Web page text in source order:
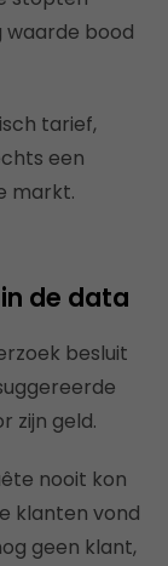
bood
tarief,
een
markt.
de data
besluit
zijn geld.
nooit kon
klanten vond
geen klant,